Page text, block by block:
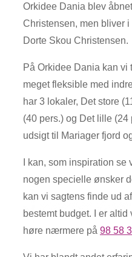
Orkidee Dania blev
Christensen, men bliver
Dorte Skou Christensen.
På Orkidee Dania kan vi
meget fleksible med
har 3 lokaler, Det store
(40 pers.) og Det lille
udsigt til Mariager fjord
I kan, som inspiration se
nogen specielle ønsker
kan vi sagtens finde ud
bestemt budget. I er
høre nærmere på 98 58